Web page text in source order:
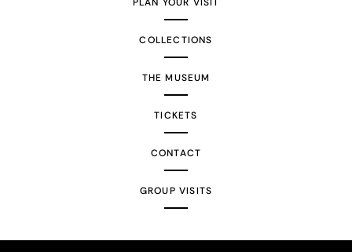
COLLECTIONS
THE MUSEUM
TICKETS
CONTACT
GROUP VISITS